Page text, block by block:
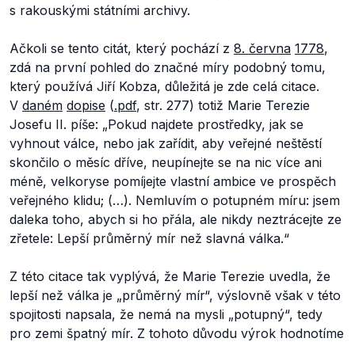
s rakouskými státními archivy.
Ačkoli se tento citát, který pochází z 8. června 1778,
zdá na první pohled do značné míry podobný tomu,
který používá Jiří Kobza, důležitá je zde celá citace.
V daném dopise (.pdf, str. 277) totiž Marie Terezie
Josefu II. píše: „Pokud najdete prostředky, jak se
vyhnout válce, nebo jak zařídit, aby veřejné neštěstí
skončilo o měsíc dříve, neupínejte se na nic více ani
méně, velkoryse pomíjejte vlastní ambice ve prospěch
veřejného klidu; (…). Nemluvím o potupném míru: jsem
daleka toho, abych si ho přála, ale nikdy neztrácejte ze
zřetele: Lepší průměrný mír než slavná válka.“
Z této citace tak vyplývá, že Marie Terezie uvedla, že
lepší než válka je „průměrný mír“, výslovně však v této
spojitosti napsala, že nemá na mysli „potupný“, tedy
pro zemi špatný mír. Z tohoto důvodu výrok hodnotíme